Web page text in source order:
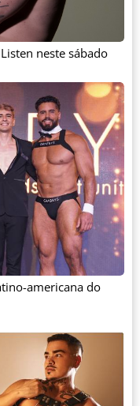
neste sábado
americana do